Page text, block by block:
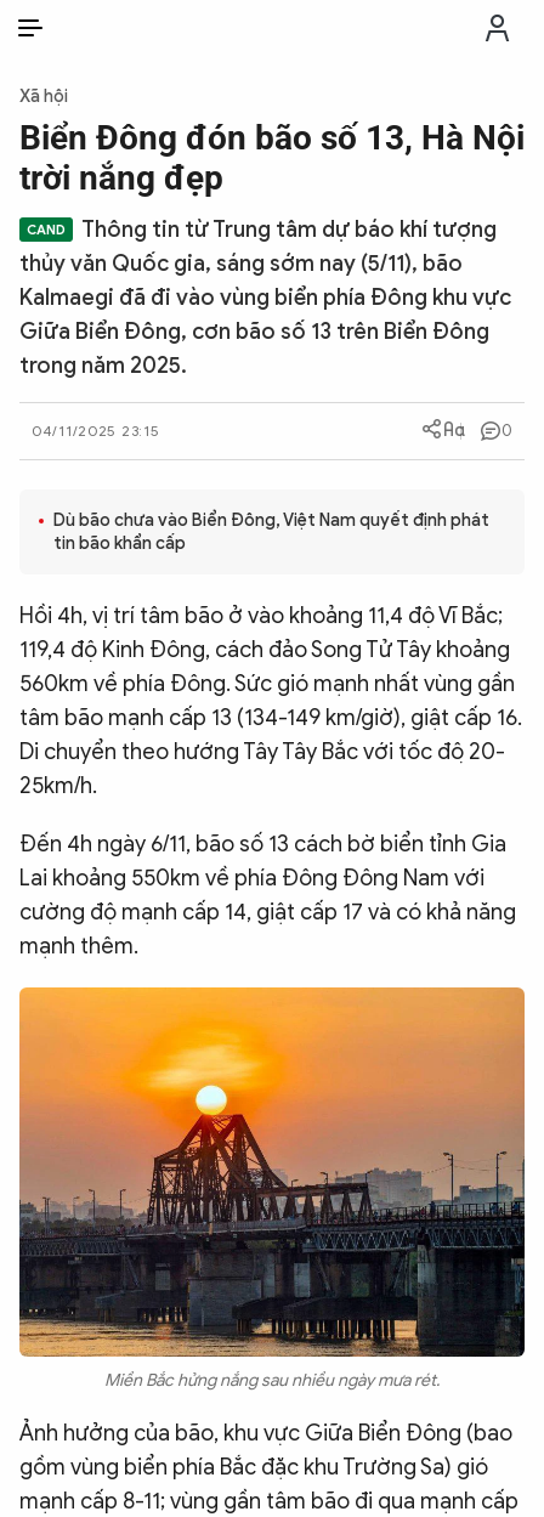
THỜI SỰ
CHỐNG DIỄN BIẾN HÒA BÌNH
CÔNG AN TRONG LÒNG DÂN
PHÁP LUẬT
VĂN HÓA - THỂ THAO
BẠN ĐỌC & CAND
eMagazine
Podcast
Video Ảnh
Infographic
Xã hội
Biển Đông đón bão số 13, Hà Nội
trời nắng đẹp
Thông tin từ Trung tâm dự báo khí tượng
thủy văn Quốc gia, sáng sớm nay (5/11), bão
Kalmaegi đã đi vào vùng biển phía Đông khu vực
Giữa Biển Đông, cơn bão số 13 trên Biển Đông
trong năm 2025.
04/11/2025 23:15 0
Dù bão chưa vào Biển Đông, Việt Nam quyết định phát
tin bão khẩn cấp
Hồi 4h, vị trí tâm bão ở vào khoảng 11,4 độ Vĩ Bắc;
119,4 độ Kinh Đông, cách đảo Song Tử Tây khoảng
560km về phía Đông. Sức gió mạnh nhất vùng gần
tâm bão mạnh cấp 13 (134-149 km/giờ), giật cấp 16.
Di chuyển theo hướng Tây Tây Bắc với tốc độ 20-
25km/h.
Đến 4h ngày 6/11, bão số 13 cách bờ biển tỉnh Gia
Lai khoảng 550km về phía Đông Đông Nam với
cường độ mạnh cấp 14, giật cấp 17 và có khả năng
mạnh thêm.
Miền Bắc hửng nắng sau nhiều ngày mưa rét.
Ảnh hưởng của bão, khu vực Giữa Biển Đông (bao
gồm vùng biển phía Bắc đặc khu Trường Sa) gió
mạnh cấp 8-11; vùng gần tâm bão đi qua mạnh cấp